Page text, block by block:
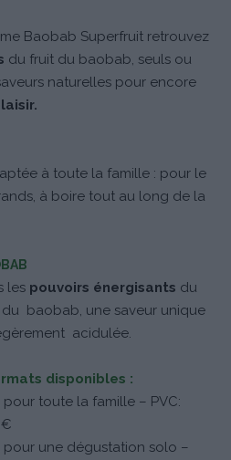
Baobab Superfruit retrouvez
du fruit du baobab, seuls ou
naturelles pour encore
à toute la famille : pour le
à boire tout au long de la
les pouvoirs énergisants du
du baobab, une saveur unique
acidulée.
disponibles :
pour toute la famille – PVC:
pour une dégustation solo –